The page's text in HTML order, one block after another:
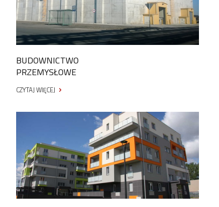
BUDOWNICTWO
PRZEMYSŁOWE
CZYTAJ WIĘCEJ